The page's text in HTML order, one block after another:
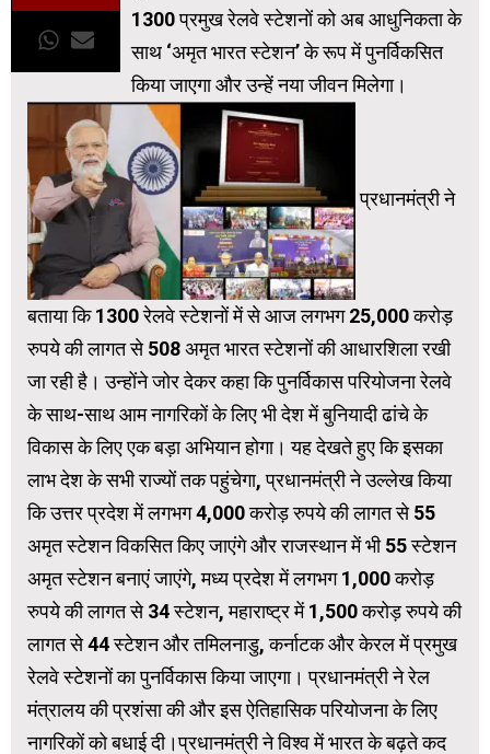
1300 प्रमुख रेलवे स्टेशनों को अब आधुनिकता के
साथ ‘अमृत भारत स्टेशन’ के रूप में पुनर्विकसित
किया जाएगा और उन्हें नया जीवन मिलेगा।
प्रधानमंत्री ने
बताया कि 1300 रेलवे स्टेशनों में से आज लगभग 25,000 करोड़
रुपये की लागत से 508 अमृत भारत स्टेशनों की आधारशिला रखी
जा रही है। उन्होंने जोर देकर कहा कि पुनर्विकास परियोजना रेलवे
के साथ-साथ आम नागरिकों के लिए भी देश में बुनियादी ढांचे के
विकास के लिए एक बड़ा अभियान होगा। यह देखते हुए कि इसका
लाभ देश के सभी राज्यों तक पहुंचेगा, प्रधानमंत्री ने उल्लेख किया
कि उत्तर प्रदेश में लगभग 4,000 करोड़ रुपये की लागत से 55
अमृत स्टेशन विकसित किए जाएंगे और राजस्थान में भी 55 स्टेशन
अमृत स्टेशन बनाएं जाएंगे, मध्य प्रदेश में लगभग 1,000 करोड़
रुपये की लागत से 34 स्टेशन, महाराष्ट्र में 1,500 करोड़ रुपये की
लागत से 44 स्टेशन और तमिलनाडु, कर्नाटक और केरल में प्रमुख
रेलवे स्टेशनों का पुनर्विकास किया जाएगा। प्रधानमंत्री ने रेल
मंत्रालय की प्रशंसा की और इस ऐतिहासिक परियोजना के लिए
नागरिकों को बधाई दी।प्रधानमंत्री ने विश्‍व में भारत के बढ़ते कद